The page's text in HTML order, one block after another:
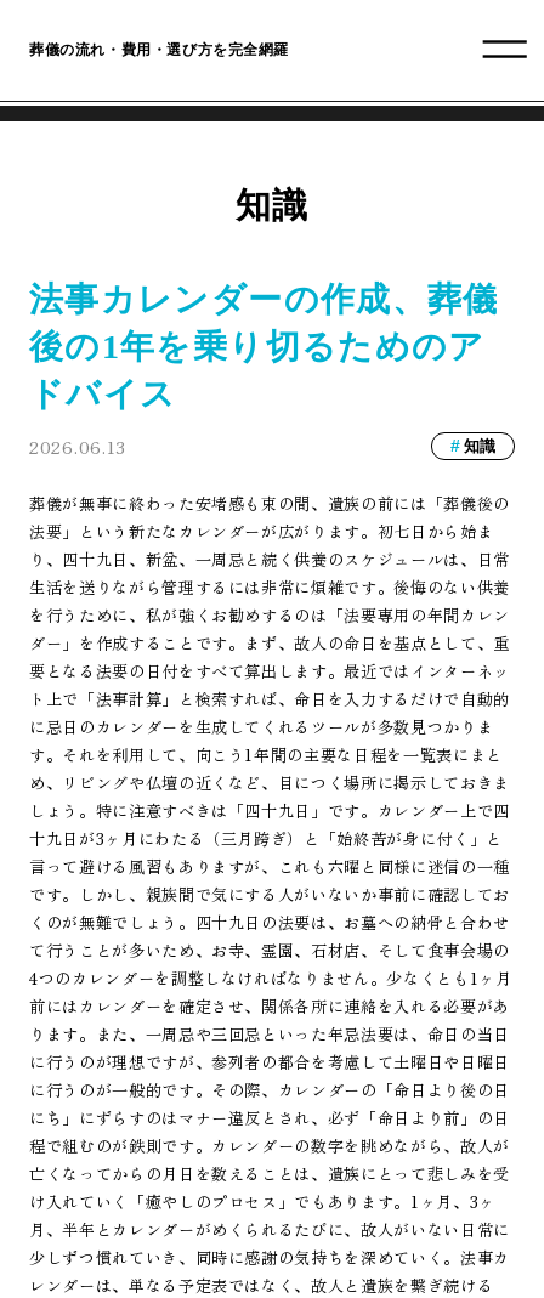
葬儀の流れ・費用・選び方を完全網羅
知識
法事カレンダーの作成、葬儀
後の1年を乗り切るためのア
ドバイス
2026.06.13 知識
葬儀が無事に終わった安堵感も束の間、遺族の前には「葬儀後の
法要」という新たなカレンダーが広がります。初七日から始ま
り、四十九日、新盆、一周忌と続く供養のスケジュールは、日常
生活を送りながら管理するには非常に煩雑です。後悔のない供養
を行うために、私が強くお勧めするのは「法要専用の年間カレン
ダー」を作成することです。まず、故人の命日を基点として、重
要となる法要の日付をすべて算出します。最近ではインターネッ
ト上で「法事計算」と検索すれば、命日を入力するだけで自動的
に忌日のカレンダーを生成してくれるツールが多数見つかりま
す。それを利用して、向こう1年間の主要な日程を一覧表にまと
め、リビングや仏壇の近くなど、目につく場所に掲示しておきま
しょう。特に注意すべきは「四十九日」です。カレンダー上で四
十九日が3ヶ月にわたる（三月跨ぎ）と「始終苦が身に付く」と
言って避ける風習もありますが、これも六曜と同様に迷信の一種
です。しかし、親族間で気にする人がいないか事前に確認してお
くのが無難でしょう。四十九日の法要は、お墓への納骨と合わせ
て行うことが多いため、お寺、霊園、石材店、そして食事会場の
4つのカレンダーを調整しなければなりません。少なくとも1ヶ月
前にはカレンダーを確定させ、関係各所に連絡を入れる必要があ
ります。また、一周忌や三回忌といった年忌法要は、命日の当日
に行うのが理想ですが、参列者の都合を考慮して土曜日や日曜日
に行うのが一般的です。その際、カレンダーの「命日より後の日
にち」にずらすのはマナー違反とされ、必ず「命日より前」の日
程で組むのが鉄則です。カレンダーの数字を眺めながら、故人が
亡くなってからの月日を数えることは、遺族にとって悲しみを受
け入れていく「癒やしのプロセス」でもあります。1ヶ月、3ヶ
月、半年とカレンダーがめくられるたびに、故人がいない日常に
少しずつ慣れていき、同時に感謝の気持ちを深めていく。法事カ
レンダーは、単なる予定表ではなく、故人と遺族を繋ぎ続ける